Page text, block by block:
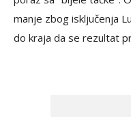
manje zbog isključenja
do kraja da se rezultat